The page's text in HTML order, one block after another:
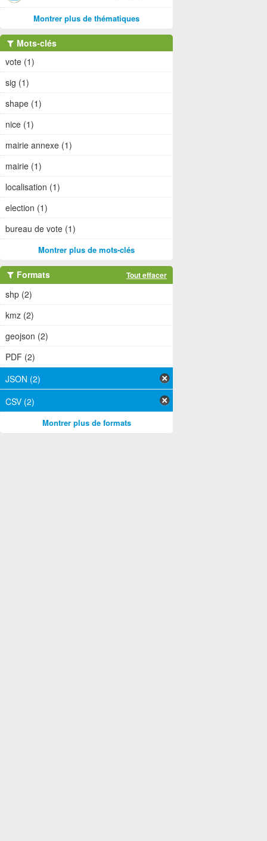
Montrer plus de thématiques
Mots-clés
vote (1)
sig (1)
shape (1)
nice (1)
mairie annexe (1)
mairie (1)
localisation (1)
election (1)
bureau de vote (1)
Montrer plus de mots-clés
Formats Tout effacer
shp (2)
kmz (2)
geojson (2)
PDF (2)
JSON (2)
CSV (2)
Montrer plus de formats